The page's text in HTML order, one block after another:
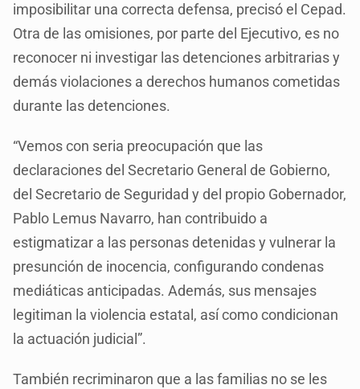
imposibilitar una correcta defensa, precisó el Cepad.
Otra de las omisiones, por parte del Ejecutivo, es no
reconocer ni investigar las detenciones arbitrarias y
demás violaciones a derechos humanos cometidas
durante las detenciones.
“Vemos con seria preocupación que las
declaraciones del Secretario General de Gobierno,
del Secretario de Seguridad y del propio Gobernador,
Pablo Lemus Navarro, han contribuido a
estigmatizar a las personas detenidas y vulnerar la
presunción de inocencia, configurando condenas
mediáticas anticipadas. Además, sus mensajes
legitiman la violencia estatal, así como condicionan
la actuación judicial”.
También recriminaron que a las familias no se les